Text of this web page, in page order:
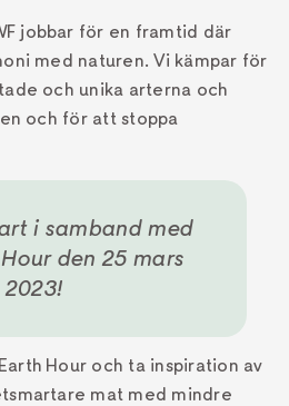
jobbar för en framtid där
med naturen. Vi kämpar för
och unika arterna och
och för att stoppa
i samband med
den 25 mars
2023!
Hour och ta inspiration av
mat med mindre